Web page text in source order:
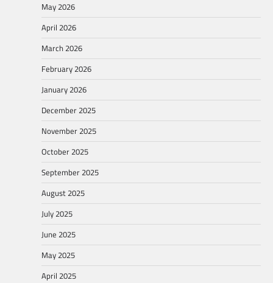
May 2026
April 2026
March 2026
February 2026
January 2026
December 2025
November 2025
October 2025
September 2025
August 2025
July 2025
June 2025
May 2025
April 2025